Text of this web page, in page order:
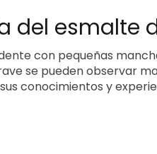
del esmalte
con pequeñas
se pueden observar
conocimientos y